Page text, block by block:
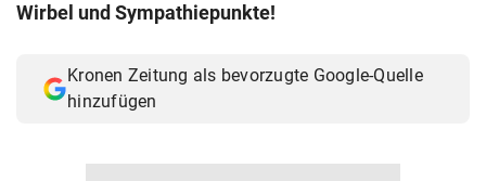
Wirbel und Sympathiepunkte!
Kronen Zeitung als bevorzugte Google-Quelle
hinzufügen